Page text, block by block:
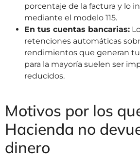
porcentaje de la factura y lo
mediante el modelo 115.
En tus cuentas bancarias:
retenciones automáticas
rendimientos que generan
para la mayoría suelen ser
reducidos.
Motivos por los
Hacienda no
dinero